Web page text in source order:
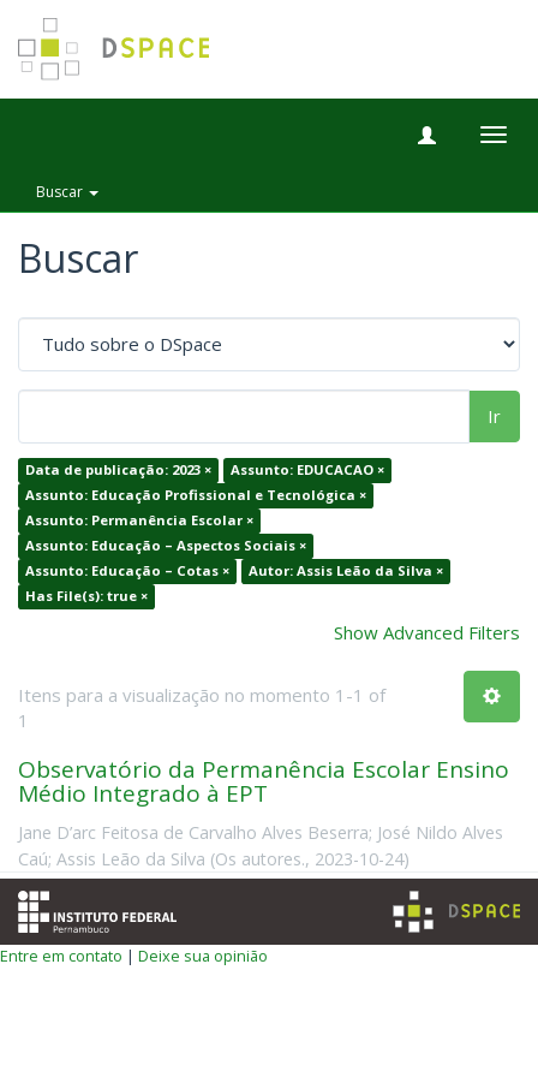
Buscar
Buscar
Ir
Data de publicação: 2023 ×
Assunto: EDUCACAO ×
Assunto: Educação Profissional e Tecnológica ×
Assunto: Permanência Escolar ×
Assunto: Educação – Aspectos Sociais ×
Assunto: Educação – Cotas ×
Autor: Assis Leão da Silva ×
Has File(s): true ×
Show Advanced Filters
Itens para a visualização no momento 1-1 of
1
Observatório da Permanência Escolar Ensino
Médio Integrado à EPT
Jane D’arc Feitosa de Carvalho Alves Beserra; José Nildo Alves
Caú; Assis Leão da Silva (Os autores., 2023-10-24)
Entre em contato | Deixe sua opinião